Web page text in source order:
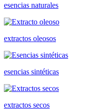
esencias naturales
extractos oleosos
esencias sintéticas
extractos secos